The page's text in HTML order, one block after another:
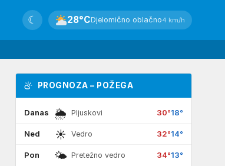
28°CDjelomično oblačno4 km/h
☾
PROGNOZA – POŽEGA
Danas 🌦 Pljuskovi 30°18°
Ned ☀ Vedro 32°14°
Pon 🌤 Pretežno vedro 34°13°